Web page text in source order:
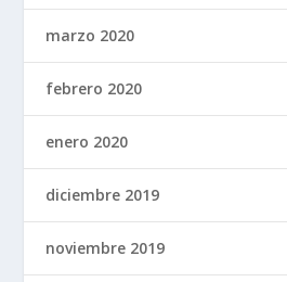
marzo 2020
febrero 2020
enero 2020
diciembre 2019
noviembre 2019